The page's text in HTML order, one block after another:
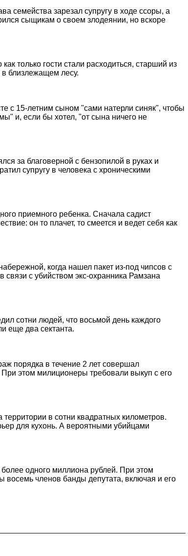
семейства зарезал супругу в ходе ссоры, а
сыщикам о своем злодеянии, но вскоре
только гости стали расходиться, старший из
в близлежащем лесу.
с 15-летним сыном "сами натерли синяк", чтобы
и, если бы хотел, "от сына ничего не
за благоверной с бензопилой в руках и
супругу в человека с хроническими
приемного ребенка. Сначала садист
он то плачет, то смеется и ведет себя как
когда нашел пакет из-под чипсов с
с убийством экс-охранника Рамзана
сотни людей, что восьмой день каждого
еще два сектанта.
порядка в течение 2 лет совершал
этом милиционеры требовали выкуп с его
в сотни квадратных километров.
для кухонь. А вероятными убийцами
одного миллиона рублей. При этом
восемь членов банды депутата, включая и его